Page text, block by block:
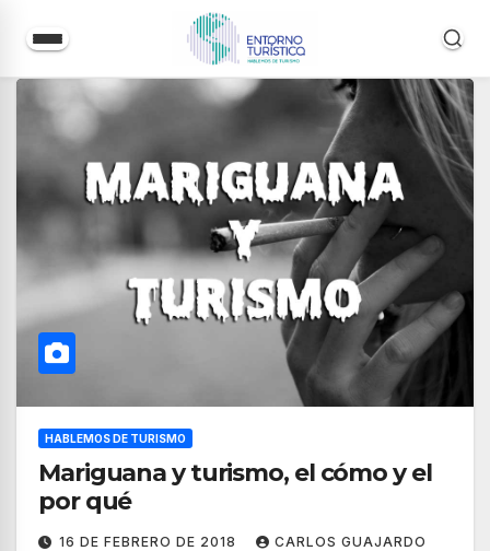
Saltar
HABLEMOS DE TURISMO
Mariguana y turismo, el cómo y el
por qué
16 DE FEBRERO DE 2018
CARLOS GUAJARDO